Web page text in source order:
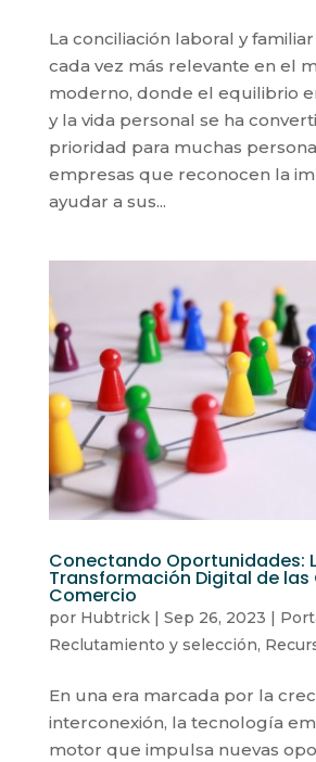
La conciliación laboral y
cada vez más relevante en el
moderno, donde el equilibrio
y la vida personal se ha
prioridad para muchas
empresas que reconocen la
ayudar a sus...
Conectando Oportunidades:
Transformación Digital de
Comercio
por Hubtrick| Sep 26, 2023 |
Reclutamiento y selección,
En una era marcada por la
interconexión, la tecnología
motor que impulsa nuevas